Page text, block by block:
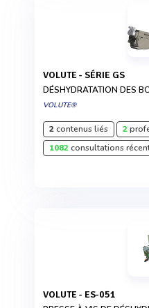
VOLUTE - SÉRIE GS
DÉSHYDRATATION DES
VOLUTE®
2contenus liés 2
1082consultations
VOLUTE - ES-051